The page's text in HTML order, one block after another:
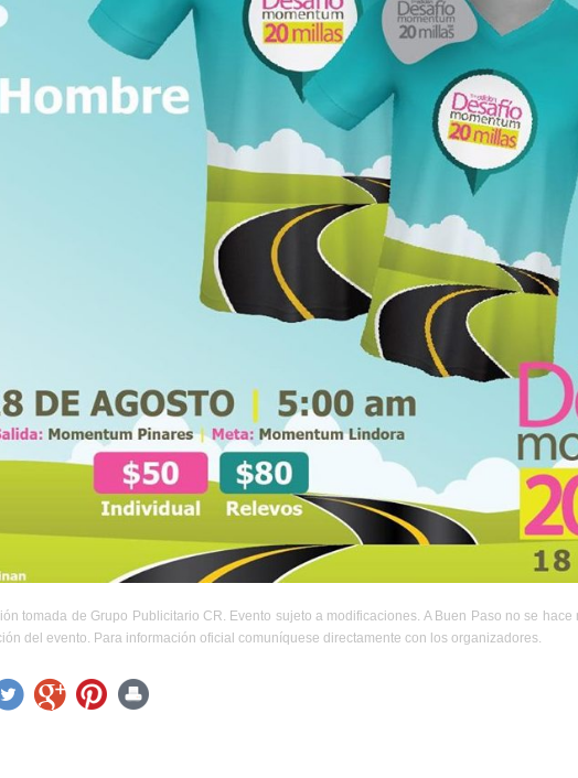
tomada de Grupo Publicitario CR. Evento sujeto a modificaciones. A Buen Paso no se
del evento. Para información oficial comuníquese directamente con los organizadores.